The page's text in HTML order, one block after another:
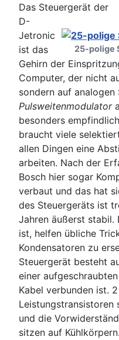
25-polige
Das Steuergerät der
D-
Jetronic
ist das
Gehirn der
Computer, der nicht
sondern auf
Pulsweitenmodulator
besonders
braucht viele
allen Dingen eine
arbeiten. Nach der
Bosch hier sogar
verbaut und das hat
des Steuergeräts ist
Jahren äußerst stabil.
ist, helfen übliche
Kondensatoren zu
Steuergerät besteht
einer
Kabel verbunden ist.
Leistungstransistoren
und die
sitzen auf